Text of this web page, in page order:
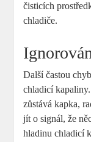
čisticích
chladiče.
Další častou
chladicí
zůstává kapka,
jít o signál, že
hladinu chladicí